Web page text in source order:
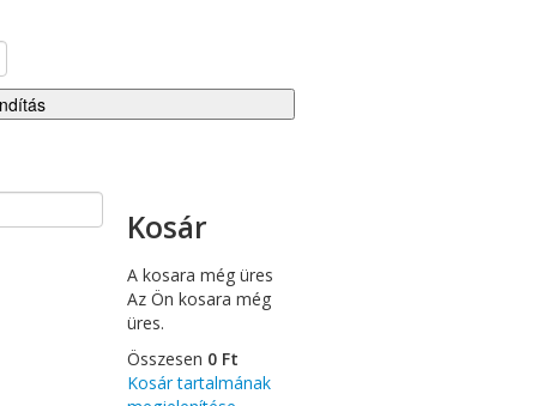
Kosár
A kosara még üres
Az Ön kosara még
üres.
Összesen 0 Ft
Kosár tartalmának